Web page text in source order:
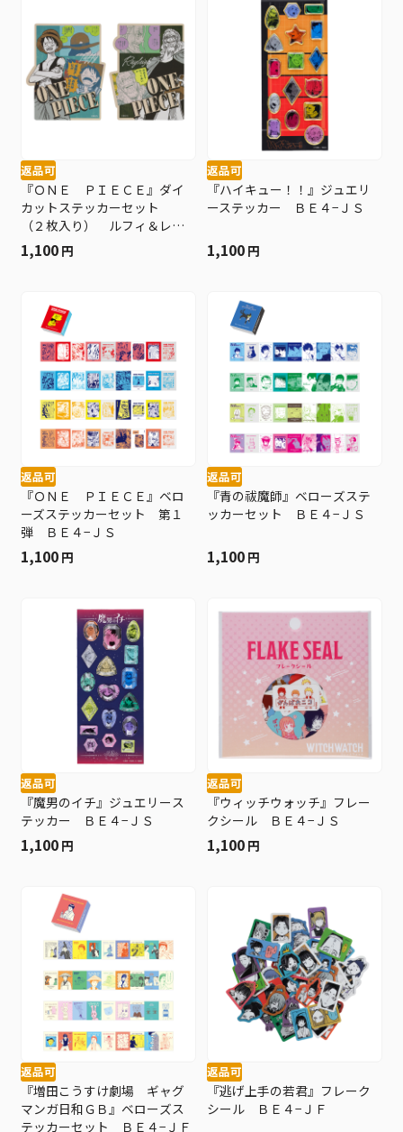
返品可
『ＯＮＥ ＰＩＥＣＥ』ダイ
カットステッカーセット
（２枚入り） ルフィ＆レイ
リー ＢＦ３
1,100 円
返品可
『ハイキュー！！』ジュエリ
ーステッカー ＢＥ４−ＪＳ
1,100 円
返品可
『ＯＮＥ ＰＩＥＣＥ』ベロ
ーズステッカーセット 第１
弾 ＢＥ４−ＪＳ
1,100 円
返品可
『青の祓魔師』ベローズステ
ッカーセット ＢＥ４−ＪＳ
1,100 円
返品可
『魔男のイチ』ジュエリース
テッカー ＢＥ４−ＪＳ
1,100 円
返品可
『ウィッチウォッチ』フレー
クシール ＢＥ４−ＪＳ
1,100 円
返品可
『増田こうすけ劇場 ギャグ
マンガ日和ＧＢ』ベローズス
テッカーセット ＢＥ４−ＪＦ
返品可
『逃げ上手の若君』フレーク
シール ＢＥ４−ＪＦ